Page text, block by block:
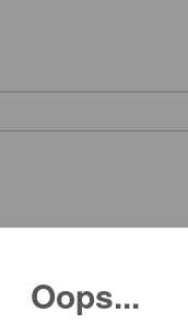
Oops...